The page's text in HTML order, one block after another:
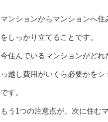
マンションからマンションへ
をしっかり立てることです。
今住んでいるマンションがど
っ越し費用がいくら必要かを
です。
もう1つの注意点が、次に住む